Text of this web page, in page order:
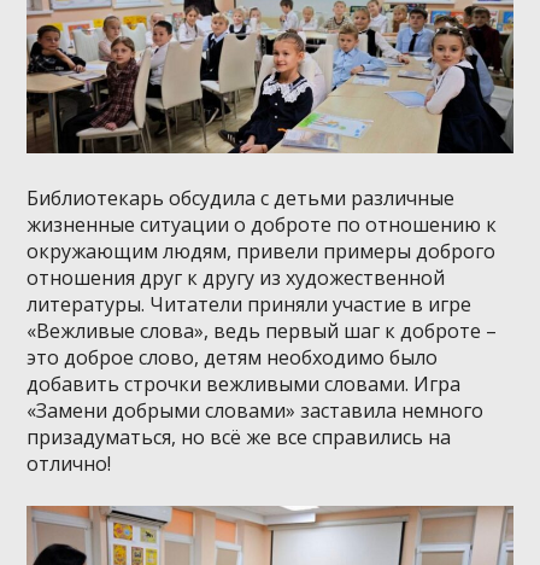
Библиотекарь обсудила с детьми различные
жизненные ситуации о доброте по отношению к
окружающим людям, привели примеры доброго
отношения друг к другу из художественной
литературы. Читатели приняли участие в игре
«Вежливые слова», ведь первый шаг к доброте –
это доброе слово, детям необходимо было
добавить строчки вежливыми словами. Игра
«Замени добрыми словами» заставила немного
призадуматься, но всё же все справились на
отлично!